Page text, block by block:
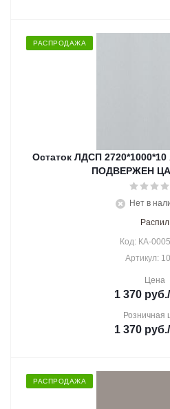
РАСПРОДАЖА
Остаток ЛДСП
ПОДВЕРЖЕН
Нет в
Распил
Код: КА-
Артикул:
Цена
1 370 руб.
Розничная
1 370 руб.
РАСПРОДАЖА